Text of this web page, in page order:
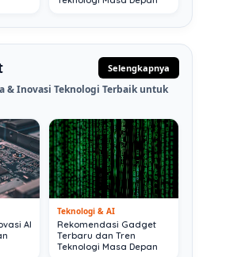
Selengkapnya
& Inovasi Teknologi Terbaik untuk
AI
Teknologi & AI
Rekomendasi Gadget
Terbaru dan Tren
Teknologi Masa Depan